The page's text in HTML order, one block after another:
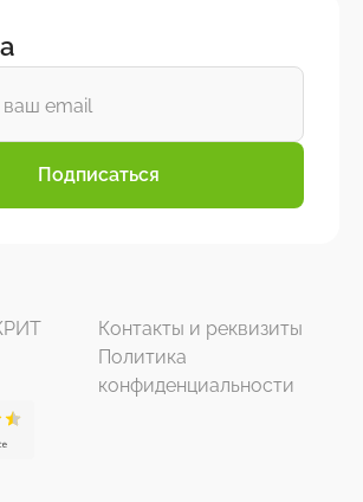
Подписаться
Контакты и реквизиты
Политика
конфиденциальности